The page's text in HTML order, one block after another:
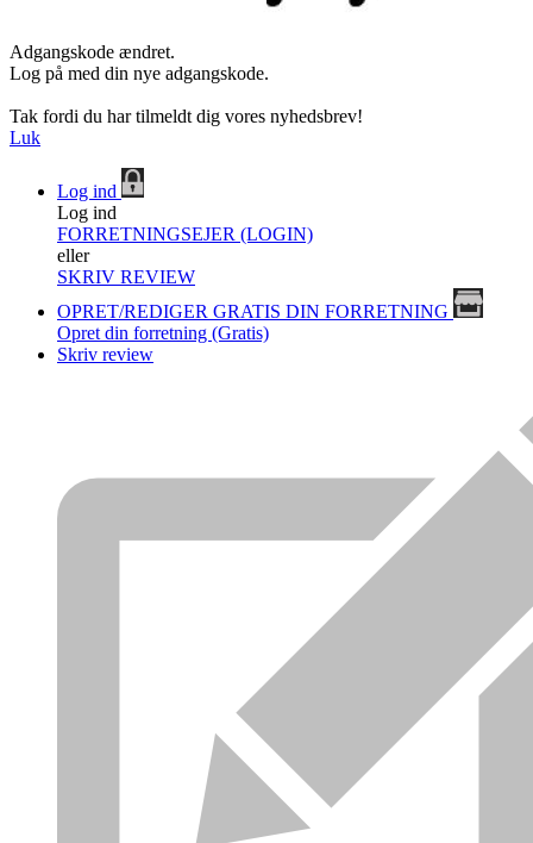
Adgangskode ændret.
Log på med din nye adgangskode.
Tak fordi du har tilmeldt dig vores nyhedsbrev!
Luk
Log ind
Log ind
FORRETNINGSEJER (LOGIN)
eller
SKRIV REVIEW
OPRET/REDIGER GRATIS DIN FORRETNING
Opret din forretning (Gratis)
Skriv review